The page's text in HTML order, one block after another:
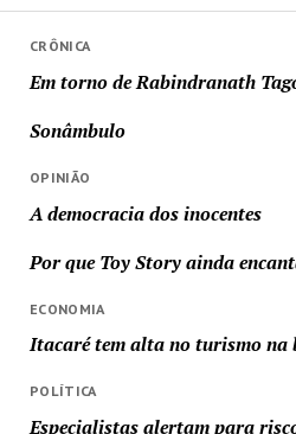
CRÔNICA
Em torno de Rabindranath
Sonâmbulo
OPINIÃO
A democracia dos inocentes
Por que Toy Story ainda
ECONOMIA
Itacaré tem alta no turismo na
POLÍTICA
Especialistas alertam para